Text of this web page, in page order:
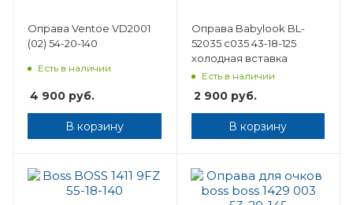
Оправа Ventoe VD2001
(02) 54-20-140
Есть в наличии
4 900 руб.
В корзину
Оправа Babylook BL-
52035 c035 43-18-125
холодная вставка
Есть в наличии
2 900руб.
В корзину